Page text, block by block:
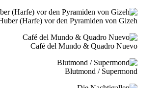
(Harfe) vor den Pyramiden von Gizeh
Café del Mundo & Quadro Nuevo
Blutmond / Supermond